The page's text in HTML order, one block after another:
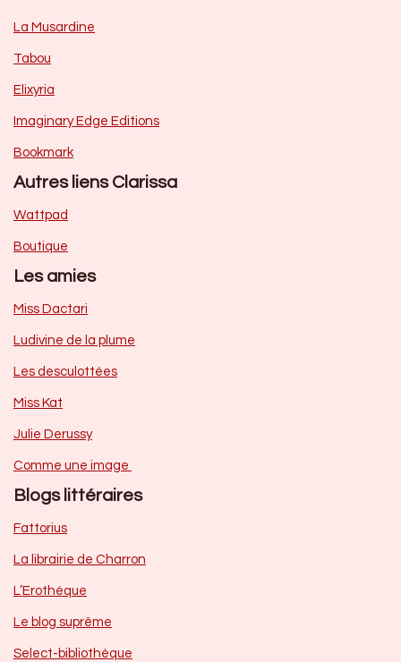
La Musardine
Tabou
Elixyria
Imaginary Edge Editions
Bookmark
Autres liens Clarissa
Wattpad
Boutique
Les amies
Miss Dactari
Ludivine de la plume
Les desculottées
Miss Kat
Julie Derussy
Comme une image
Blogs littéraires
Fattorius
La librairie de Charron
L’Erothèque
Le blog suprême
Select-bibliothèque